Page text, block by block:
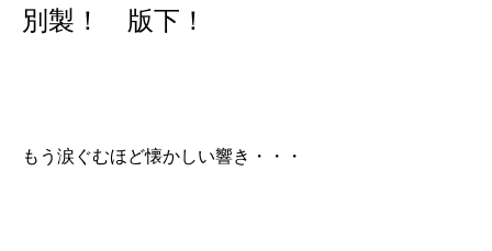
別製！ 版下！
もう涙ぐむほど懐かしい響き・・・